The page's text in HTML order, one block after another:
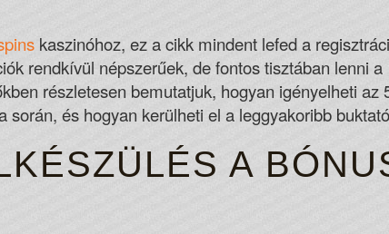
Online Canada
isn't a no deposit bonus being offered, new
to fund an account to start redeeming bonus
Casino Review Canada
may not be a lot of games in the Gameway
be ignored.
kaszinóhoz, ez a cikk mindent lefed a
rendkívül népszerűek, de fontos tisztában lenni a
részletesen bemutatjuk, hogyan igényelheti az
és hogyan kerülheti el a leggyakoribb
A